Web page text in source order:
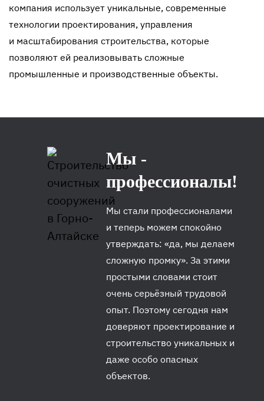
компания использует уникальные, современные
технологии проектирования, управления
и масштабирования строительства, которые
позволяют ей реализовывать сложные
промышленные и производственные объекты.
Мы -
профессионалы!
Мы стали профессионалами
и теперь можем спокойно
утверждать: «да, мы делаем
сложную промку». За этими
простыми словами стоит
очень серьёзный трудовой
опыт. Поэтому сегодня нам
доверяют проектирование и
строительство уникальных и
даже особо опасных
объектов.